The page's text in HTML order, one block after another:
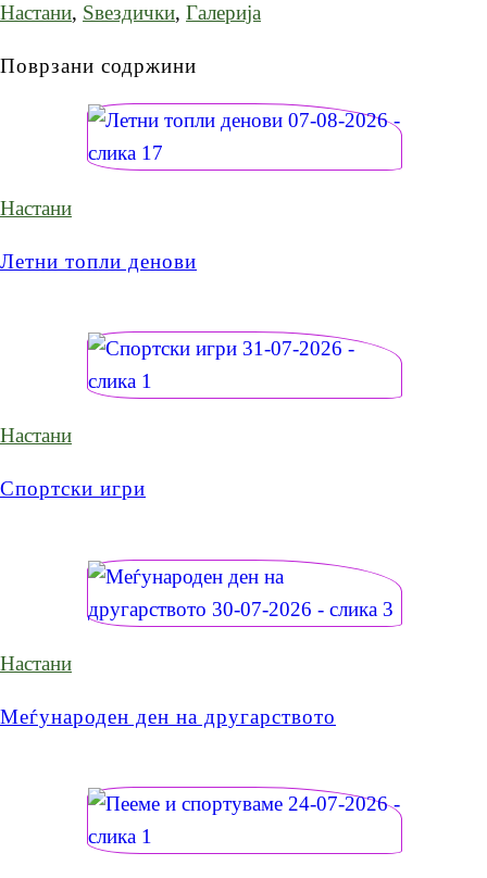
Настани, Ѕвездички, Галерија
Поврзани содржини
Настани
Летни топли денови
Настани
Спортски игри
Настани
Меѓународен ден на другарството